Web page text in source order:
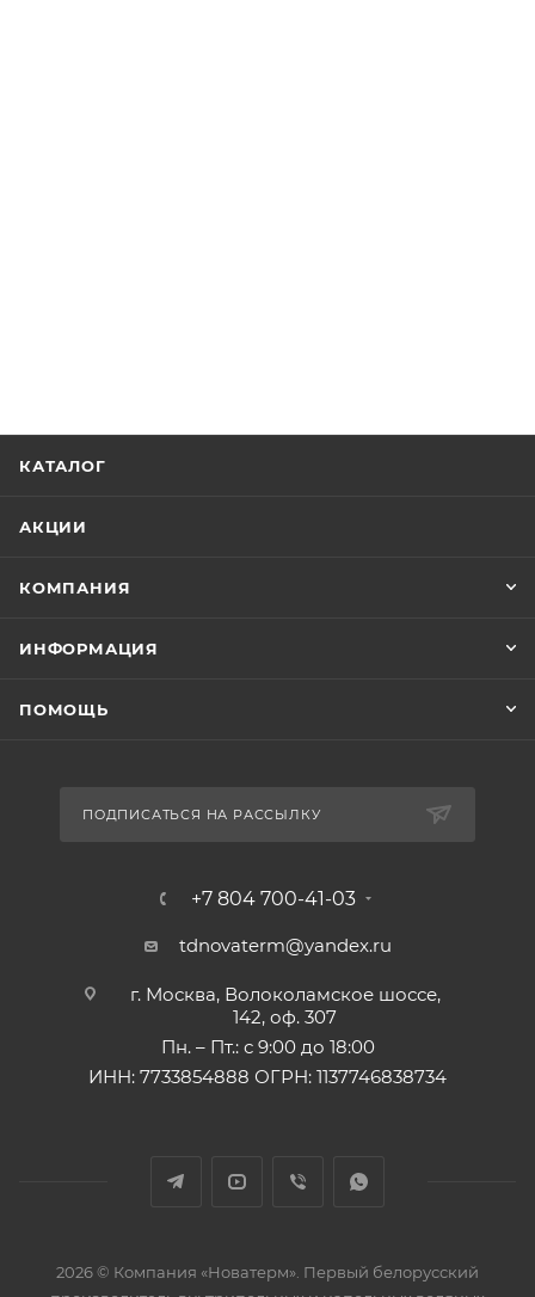
КАТАЛОГ
АКЦИИ
КОМПАНИЯ
ИНФОРМАЦИЯ
ПОМОЩЬ
ПОДПИСАТЬСЯ НА РАССЫЛКУ
+7 804 700-41-03
tdnovaterm@yandex.ru
г. Москва, Волоколамское шоссе,
142, оф. 307
Пн. – Пт.: с 9:00 до 18:00
ИНН: 7733854888 ОГРН: 1137746838734
2026 © Компания «Новатерм». Первый белорусский